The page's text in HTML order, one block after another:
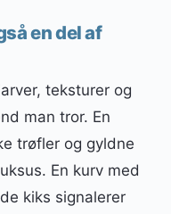
en del af
teksturer og
man tror. En
trøfler og gyldne
En kurv med
kiks signalerer